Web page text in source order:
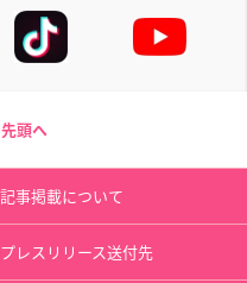
頭へ
記事掲載について
プレスリリース送付先